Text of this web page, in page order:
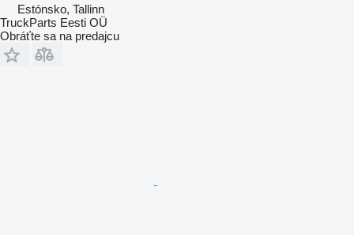
Estónsko, Tallinn
TruckParts Eesti OÜ
Obráťte sa na predajcu